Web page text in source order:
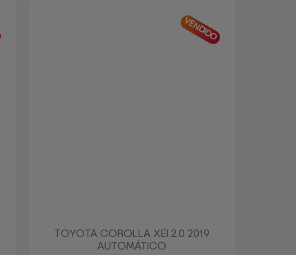
VENDIDO
TOYOTA COROLLA XEI 2.0 2019
AUTOMÁTICO